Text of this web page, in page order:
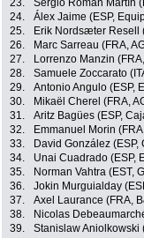
23.
Sergio Roman Martín
24.
Álex Jaime (ESP,
25.
Erik Nordsæter Resell
26.
Marc Sarreau (FRA,
27.
Lorrenzo Manzin
28.
Samuele Zoccarato
29.
Antonio Angulo (ESP,
30.
Mikaël Cherel (FRA,
31.
Aritz Bagües (ESP,
32.
Emmanuel Morin
33.
David González
34.
Unai Cuadrado (ESP,
35.
Norman Vahtra (EST,
36.
Jokin Murguialday
37.
Axel Laurance (FRA,
38.
Nicolas
39.
Stanislaw Aniolkowski